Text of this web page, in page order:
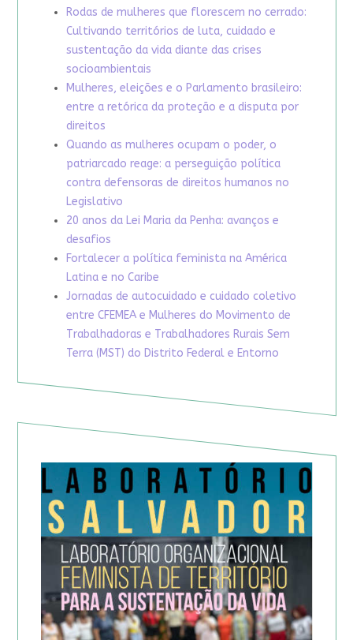
Rodas de mulheres que florescem no cerrado:
Cultivando territórios de luta, cuidado e
sustentação da vida diante das crises
socioambientais
Mulheres, eleições e o Parlamento brasileiro:
entre a retórica da proteção e a disputa por
direitos
Quando as mulheres ocupam o poder, o
patriarcado reage: a perseguição política
contra defensoras de direitos humanos no
Legislativo
20 anos da Lei Maria da Penha: avanços e
desafios
Fortalecer a política feminista na América
Latina e no Caribe
Jornadas de autocuidado e cuidado coletivo
entre CFEMEA e Mulheres do Movimento de
Trabalhadoras e Trabalhadores Rurais Sem
Terra (MST) do Distrito Federal e Entorno